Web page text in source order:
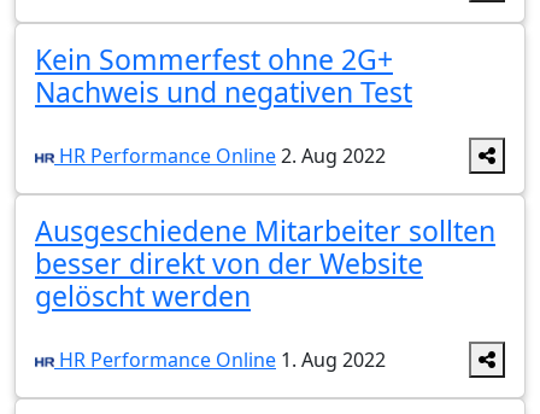
Kein Sommerfest ohne 2G+
Nachweis und negativen Test
HR Performance Online2. Aug 2022
Ausgeschiedene Mitarbeiter sollten
besser direkt von der Website
gelöscht werden
HR Performance Online 1. Aug 2022